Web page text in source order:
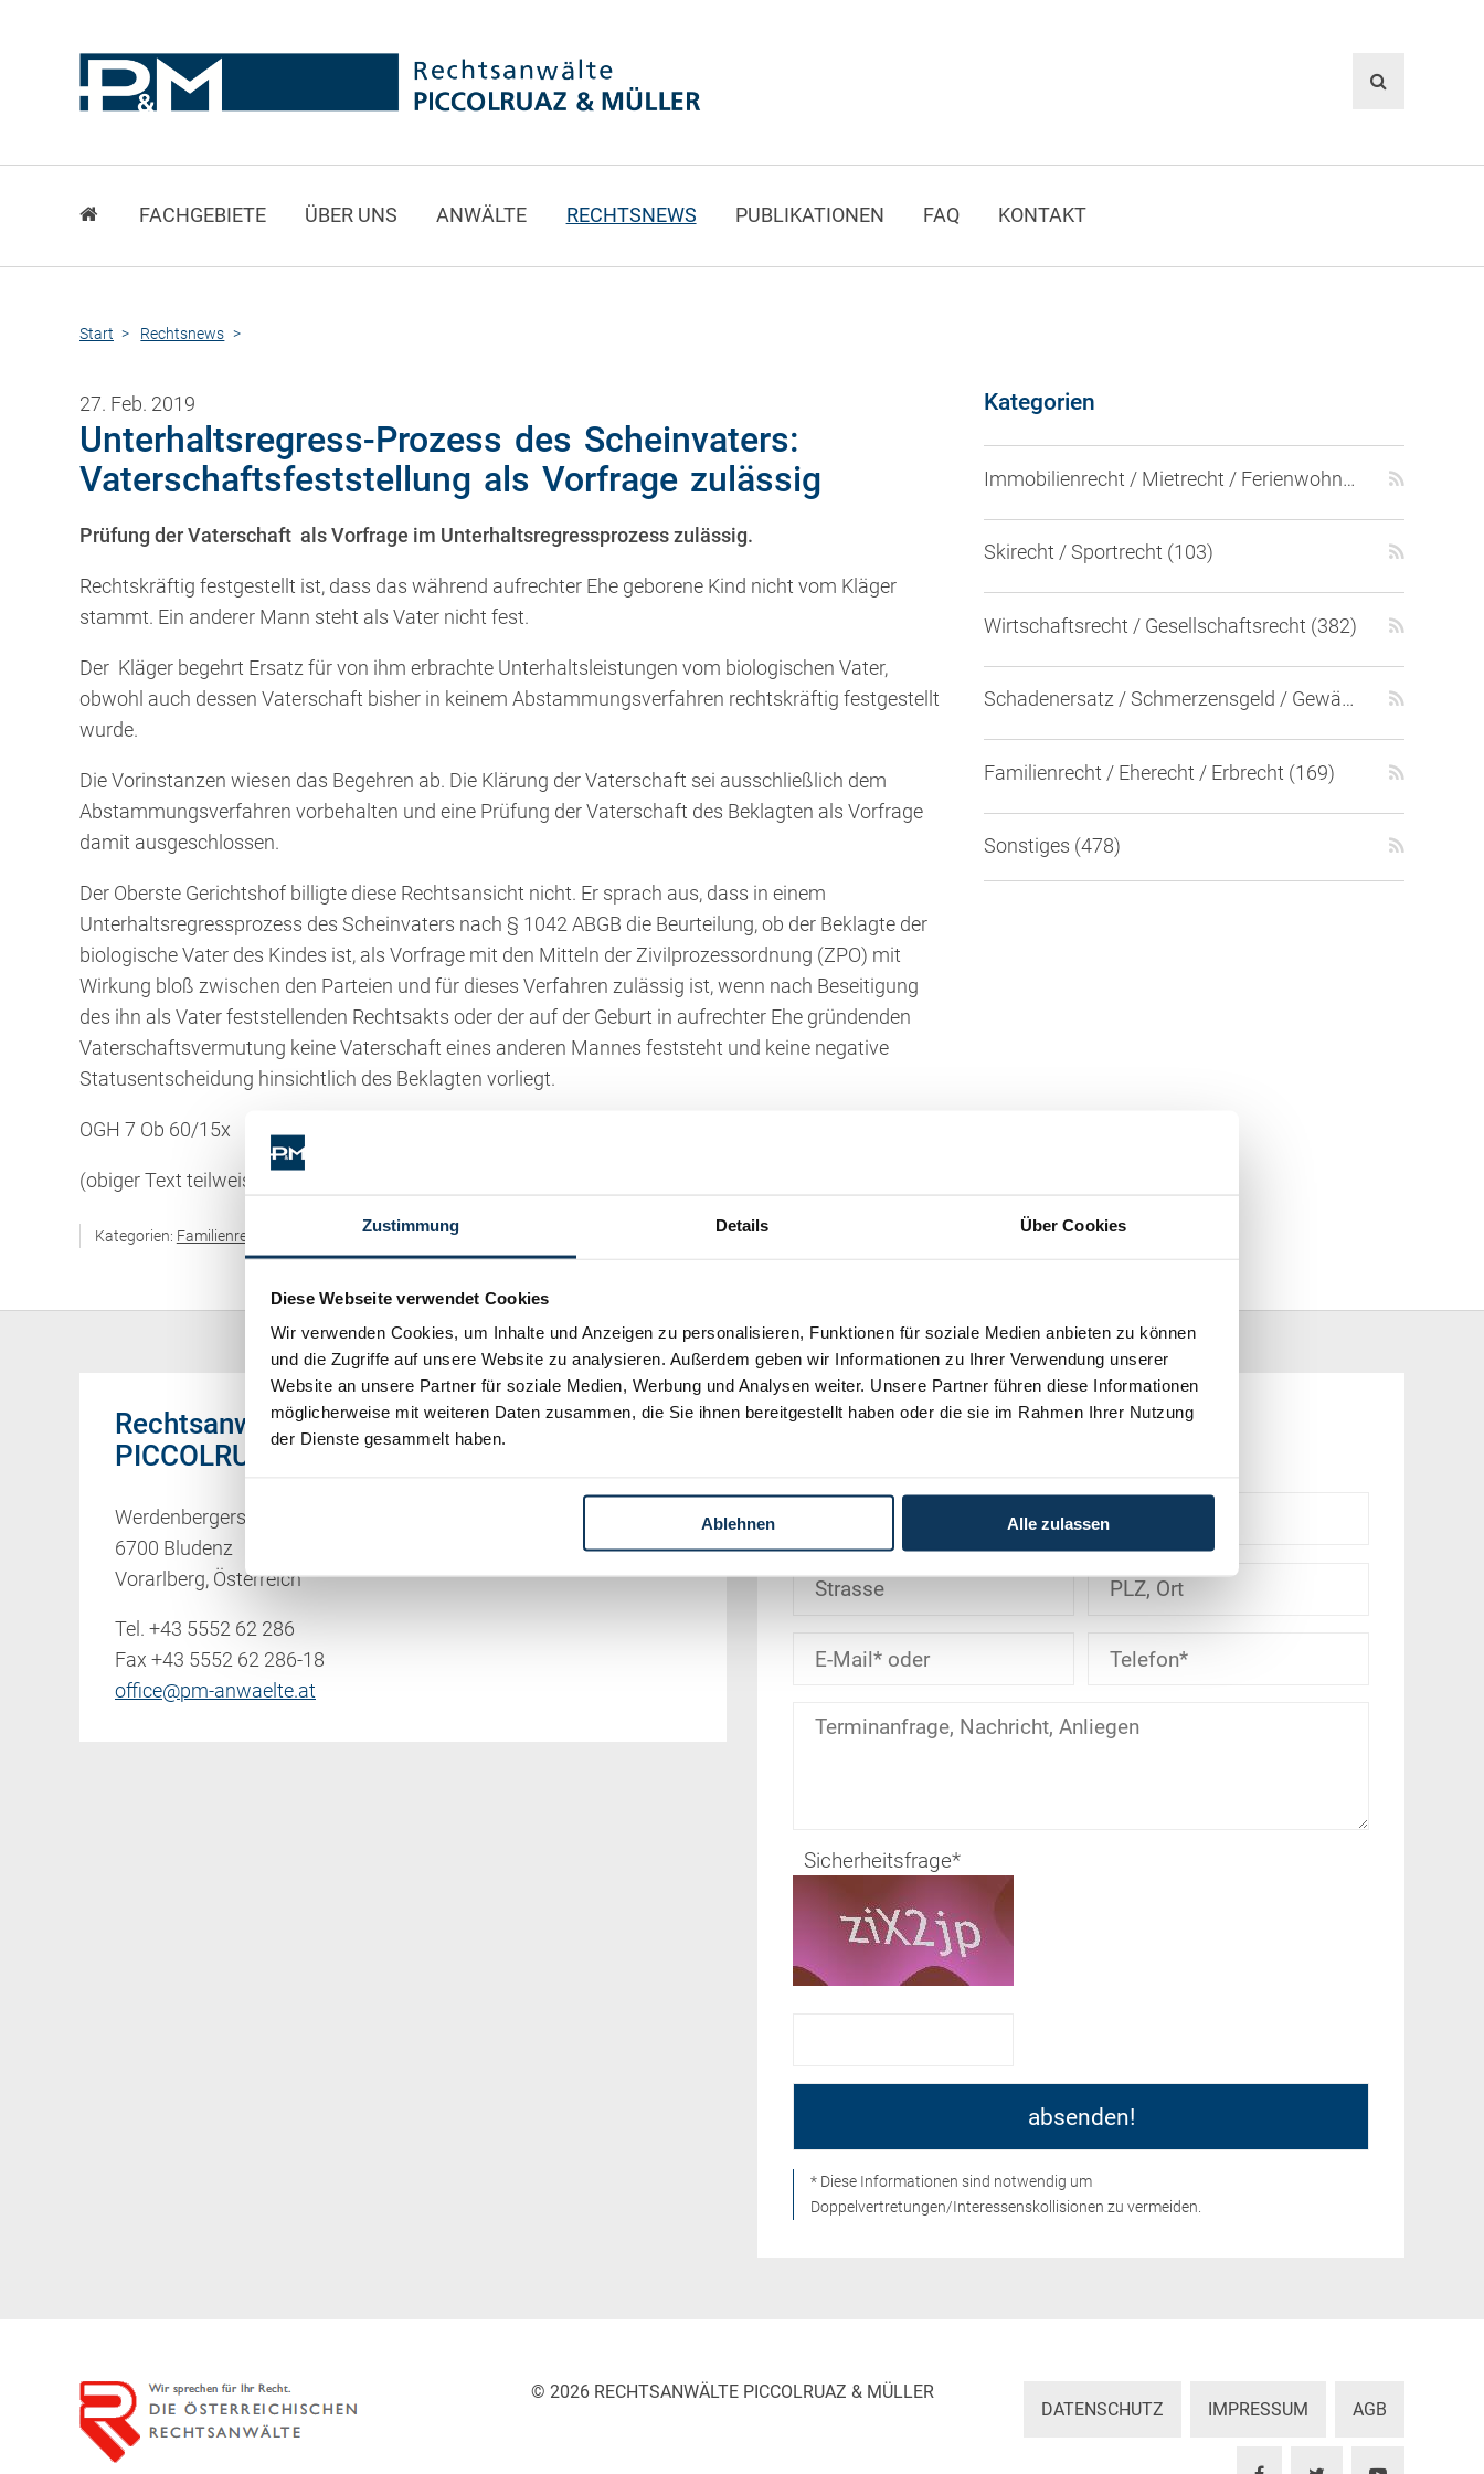
Zustimmung Details Über Cookies
Diese Webseite verwendet Cookies
Wir verwenden Cookies, um Inhalte und Anzeigen zu personalisieren, Funktionen für soziale Medien anbieten zu können
und die Zugriffe auf unsere Website zu analysieren. Außerdem geben wir Informationen zu Ihrer Verwendung unserer
Website an unsere Partner für soziale Medien, Werbung und Analysen weiter. Unsere Partner führen diese Informationen
möglicherweise mit weiteren Daten zusammen, die Sie ihnen bereitgestellt haben oder die sie im Rahmen Ihrer Nutzung
der Dienste gesammelt haben.
Ablehnen Alle zulassen
FACHGEBIETE ÜBER UNS ANWÄLTE RECHTSNEWS PUBLIKATIONEN FAQ KONTAKT
Start Rechtsnews
27. Feb. 2019
Unterhaltsregress-Prozess des Scheinvaters:
Vaterschaftsfeststellung als Vorfrage zulässig
Prüfung der Vaterschaft als Vorfrage im Unterhaltsregressprozess zulässig.
Rechtskräftig festgestellt ist, dass das während aufrechter Ehe geborene Kind nicht vom Kläger
stammt. Ein anderer Mann steht als Vater nicht fest.
Der Kläger begehrt Ersatz für von ihm erbrachte Unterhaltsleistungen vom biologischen Vater,
obwohl auch dessen Vaterschaft bisher in keinem Abstammungsverfahren rechtskräftig festgestellt
wurde.
Die Vorinstanzen wiesen das Begehren ab. Die Klärung der Vaterschaft sei ausschließlich dem
Abstammungsverfahren vorbehalten und eine Prüfung der Vaterschaft des Beklagten als Vorfrage
damit ausgeschlossen.
Der Oberste Gerichtshof billigte diese Rechtsansicht nicht. Er sprach aus, dass in einem
Unterhaltsregressprozess des Scheinvaters nach § 1042 ABGB die Beurteilung, ob der Beklagte der
biologische Vater des Kindes ist, als Vorfrage mit den Mitteln der Zivilprozessordnung (ZPO) mit
Wirkung bloß zwischen den Parteien und für dieses Verfahren zulässig ist, wenn nach Beseitigung
des ihn als Vater feststellenden Rechtsakts oder der auf der Geburt in aufrechter Ehe gründenden
Vaterschaftsvermutung keine Vaterschaft eines anderen Mannes feststeht und keine negative
Statusentscheidung hinsichtlich des Beklagten vorliegt.
OGH 7 Ob 60/15x
(obiger Text teilweise oder gänzlich aus der vom OGH veröffentlichten Kurzfassung)
Kategorien: Familienrecht / Eherecht / Erbrecht
Kategorien
Immobilienrecht / Mietrecht / Ferienwohnungen (268)
Skirecht / Sportrecht (103)
Wirtschaftsrecht / Gesellschaftsrecht (382)
Schadenersatz / Schmerzensgeld / Gewährleistung (417)
Familienrecht / Eherecht / Erbrecht (169)
Sonstiges (478)
Rechtsanwälte
PICCOLRUAZ & MÜLLER
Werdenbergerstraße 38
6700 Bludenz
Vorarlberg, Österreich
Tel. +43 5552 62 286
Fax +43 5552 62 286-18
office@pm-anwaelte.at
Kontakt aufnehmen
Sicherheitsfrage*
* Diese Informationen sind notwendig um
Doppelvertretungen/Interessenskollisionen zu vermeiden.
© 2026 RECHTSANWÄLTE PICCOLRUAZ & MÜLLER
DATENSCHUTZ
IMPRESSUM AGB